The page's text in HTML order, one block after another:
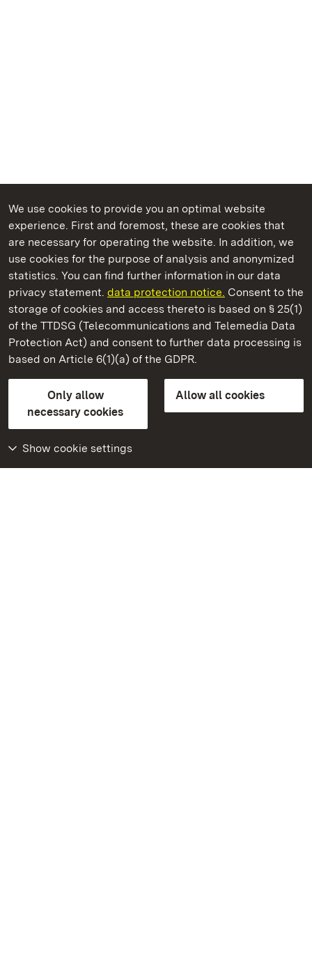
We use cookies to provide you an optimal website
experience. First and foremost, these are cookies that
are necessary for operating the website. In addition, we
use cookies for the purpose of analysis and anonymized
statistics. You can find further information in our data
privacy statement. data protection notice. Consent to the
storage of cookies and access thereto is based on § 25(1)
of the TTDSG (Telecommunications and Telemedia Data
Protection Act) and consent to further data processing is
based on Article 6(1)(a) of the GDPR.
Only allow
necessary cookies
Allow all cookies
Show cookie settings
State Palaces and Gardens of Baden-Wuerttemberg
Meersburg New Palace
State Palaces and Gardens of Baden-Wuerttemberg
ContactFAQMasthead
Declaration on barrier-free access
BITV-konform (geprüfte Seiten)